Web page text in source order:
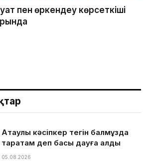
пен өркендеу көрсеткіші
Ақтаулық кәсіпкер тегін балмұздақ
таратам деп басы дауға қалды
05.08.2026